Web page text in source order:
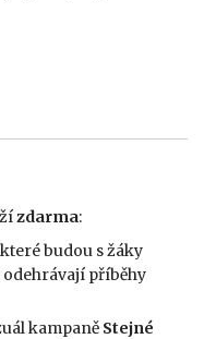
zdarma:
které budou s žáky
odehrávají příběhy
kampaně Stejné